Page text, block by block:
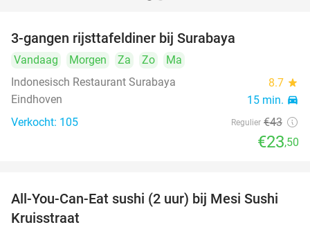
3-gangen rijsttafeldiner bij Surabaya
Vandaag Morgen Za Zo
Ma
Indonesisch Restaurant Surabaya
8.7 star
Eindhoven 15 min. directions_car
Verkocht: 105 Regulier €43
€23,50
21%
All-You-Can-Eat sushi (2 uur) bij Mesi Sushi
Kruisstraat